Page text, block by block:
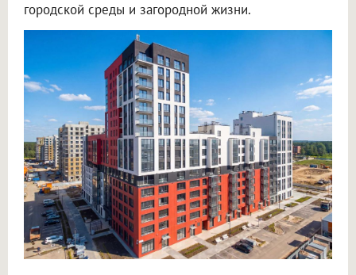
городской среды и загородной жизни.